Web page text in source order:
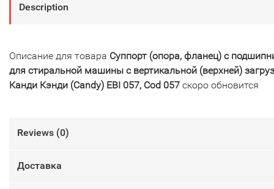
Description
Описание для товара Суппорт (опора, фланец) с
для стиральной машины с вертикальной (верхней)
Канди Кэнди (Candy) EBI 057, Cod 057 скоро обновится
Reviews (0)
Доставка